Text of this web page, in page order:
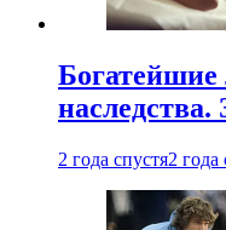
наследства.
2 года спустя2 года